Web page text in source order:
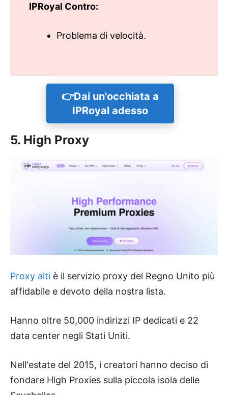
IPRoyal Contro:
Problema di velocità.
👉Dai un'occhiata a
IPRoyal adesso
5. High Proxy
Proxy alti è il servizio proxy del Regno Unito più
affidabile e devoto della nostra lista.
Hanno oltre 50,000 indirizzi IP dedicati e 22
data center negli Stati Uniti.
Nell'estate del 2015, i creatori hanno deciso di
fondare High Proxies sulla piccola isola delle